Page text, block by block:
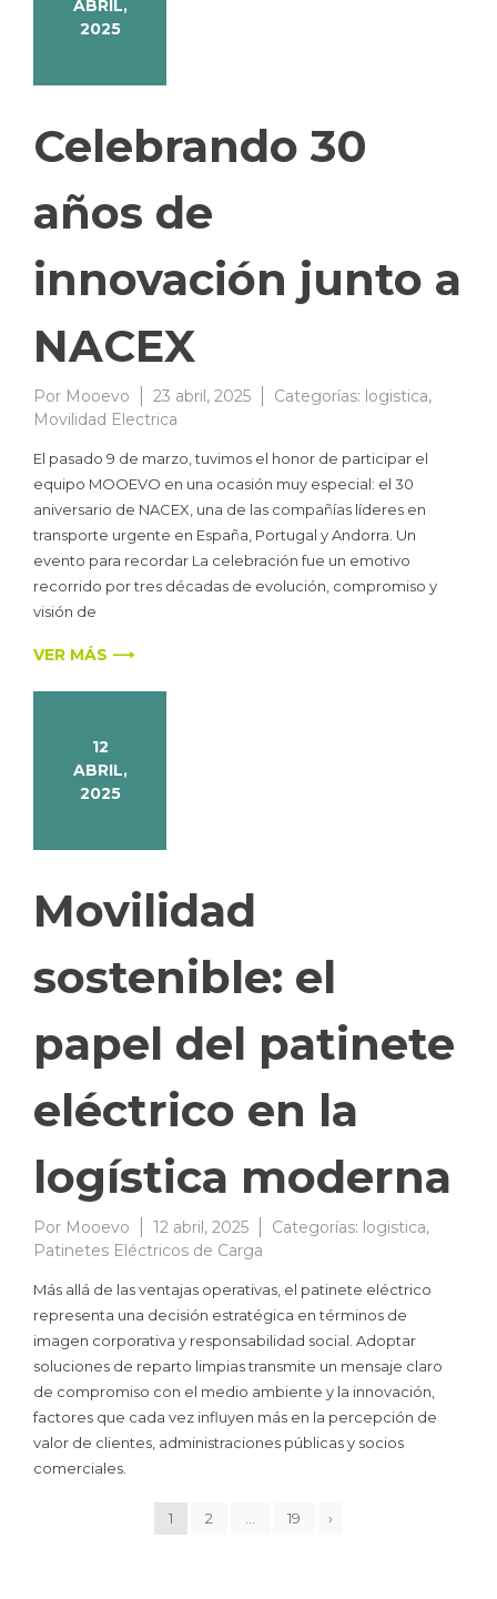
ABRIL,
2025
Celebrando 30
años de
innovación junto a
NACEX
Por Mooevo 23 abril, 2025 Categorías: logistica,
Movilidad Electrica
El pasado 9 de marzo, tuvimos el honor de participar el
equipo MOOEVO en una ocasión muy especial: el 30
aniversario de NACEX, una de las compañías líderes en
transporte urgente en España, Portugal y Andorra. Un
evento para recordar La celebración fue un emotivo
recorrido por tres décadas de evolución, compromiso y
visión de
VER MÁS ⟶
12
ABRIL,
2025
Movilidad
sostenible: el
papel del patinete
eléctrico en la
logística moderna
Por Mooevo 12 abril, 2025 Categorías: logistica,
Patinetes Eléctricos de Carga
Más allá de las ventajas operativas, el patinete eléctrico
representa una decisión estratégica en términos de
imagen corporativa y responsabilidad social. Adoptar
soluciones de reparto limpias transmite un mensaje claro
de compromiso con el medio ambiente y la innovación,
factores que cada vez influyen más en la percepción de
valor de clientes, administraciones públicas y socios
comerciales.
1 2 19 ›